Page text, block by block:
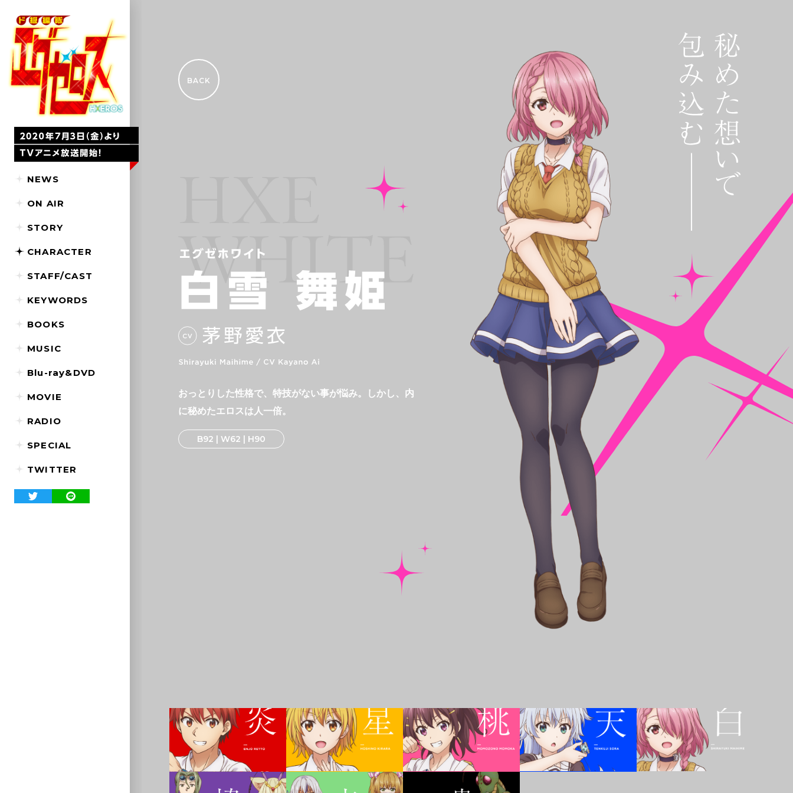
NEWS
ON AIR
STORY
CHARACTER
STAFF/CAST
KEYWORDS
BOOKS
MUSIC
Blu-ray&DVD
MOVIE
RADIO
SPECIAL
TWITTER
Share with Twitter
BACK
おっとりした性格で、特技がない事が悩み。しかし、内
に秘めたエロスは人一倍。
B92 | W62 | H90